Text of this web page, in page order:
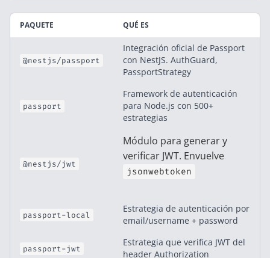
PAQUETE QUÉ ES
@nestjs/passport
Integración oficial de Passport
con NestJS. AuthGuard,
PassportStrategy
passport
Framework de autenticación
para Node.js con 500+
estrategias
@nestjs/jwt
Módulo para generar y
verificar JWT. Envuelve
jsonwebtoken
passport-local
Estrategia de autenticación por
email/username + password
passport-jwt
Estrategia que verifica JWT del
header Authorization